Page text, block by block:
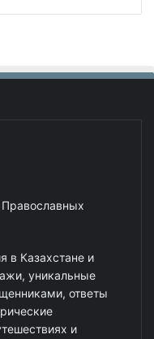
Православных
в Казахстане и
уникальные
ответы
и